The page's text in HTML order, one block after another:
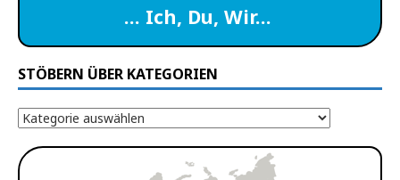
… Ich, Du, Wir…
STÖBERN ÜBER KATEGORIEN